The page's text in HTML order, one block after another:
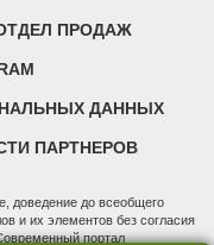
ПРОДАЖ
ДАННЫХ
ПАРТНЕРОВ
доведение до всеобщего
и их элементов без согласия
портал